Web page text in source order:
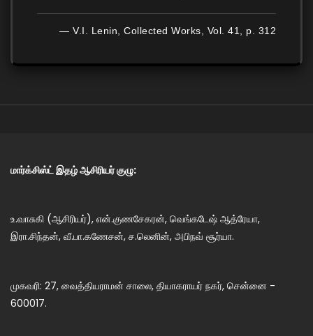
— V.I. Lenin, Collected Works, Vol. 41, p. 312
மார்க்சிஸ்ட் இதழ் ஆசிரியர் குழு:
உ.வாசுகி (ஆசிரியர்), என்.குணசேகரன், வெங்கடேஷ் ஆத்ரேயா,
இரா.சிந்தன், வீ.பா.கணேசன், ச.லெனின், அபிநவ் சூர்யா.
முகவரி: 27, வைத்தியராமன் சாலை, தியாகராயர் நகர், சென்னை -
600017.